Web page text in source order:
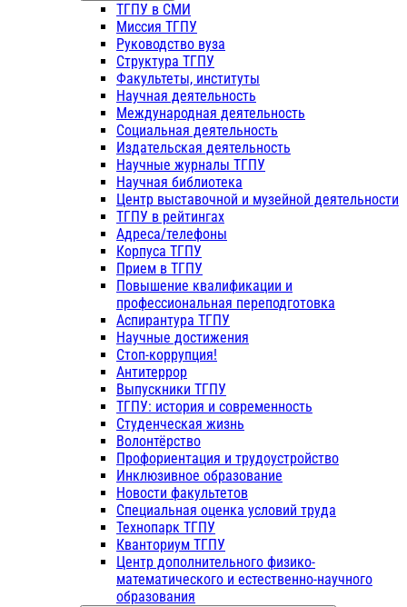
ТГПУ в СМИ
Миссия ТГПУ
Руководство вуза
Структура ТГПУ
Факультеты, институты
Научная деятельность
Международная деятельность
Социальная деятельность
Издательская деятельность
Научные журналы ТГПУ
Научная библиотека
Центр выставочной и музейной деятельности
ТГПУ в рейтингах
Адреса/телефоны
Корпуса ТГПУ
Прием в ТГПУ
Повышение квалификации и
профессиональная переподготовка
Аспирантура ТГПУ
Научные достижения
Стоп-коррупция!
Антитеррор
Выпускники ТГПУ
ТГПУ: история и современность
Студенческая жизнь
Волонтёрство
Профориентация и трудоустройство
Инклюзивное образование
Новости факультетов
Специальная оценка условий труда
Технопарк ТГПУ
Кванториум ТГПУ
Центр дополнительного физико-
математического и естественно-научного
образования